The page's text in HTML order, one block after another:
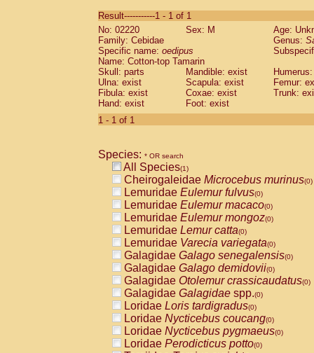
CebidaeSaguinus labiatus(0)
Cebidae Saguinus leucopus (0)
Cebidae
CebidaeSaguinus mystax
Cebidae Saguinus nigricollis (0)
Cebidae Saguinus oedipus
Cebidae Saguinus weddelli
Cebidae Saguinusspp.
Cebidae
CebidaeCebus capucinus
CebidaeCebus nigrivittatus
CebidaeCebus spp.(0)
CebidaeSaimiri boliviensis(0)
CebidaeSaimiri sciureus(0)
AtelidaeAlouatta caraya(0)
AtelidaeAlouatta fusca(0)
AtelidaeAlouatta seniculus(0)
AtelidaeAlouattaspp.(0)
AtelidaeAteles belzebuth(0)
AtelidaeAteles geoffroyi(0)
AtelidaeAteles paniscus(0)
AtelidaeAtelesspp.(0)
AtelidaeLagothrix lagothricha(0)
AtelidaeLagothrix lagothricha cana
PitheciidaeCacajao calvus
Result-----------1 - 1 of 1
No: 02220
Sex: M
Age:
Family: Cebidae
Genus:
Specific name: oedipus
Name: Cotton-top Tamarin
Skull: parts
Mandible: exist
Ulna: exist
Scapula: exist
Femur:
Fibula: exist
Coxae: exist
Trunk:
Hand: exist
Foot: exist
1 - 1 of 1
Species: * OR search
All Species(1)
Cheirogaleidae Microcebus murinus(0)
Lemuridae Eulemur fulvus(0)
Lemuridae Eulemur macaco(0)
Lemuridae Eulemur mongoz(0)
Lemuridae Lemur catta(0)
Lemuridae Varecia variegata(0)
Galagidae Galago senegalensis(0)
Galagidae Galago demidovii(0)
Galagidae Otolemur crassicaudatus(0)
Galagidae Galagidae spp.(0)
Loridae Loris tardigradus(0)
Loridae Nycticebus coucang(0)
Loridae Nycticebus pygmaeus(0)
Loridae Perodicticus potto(0)